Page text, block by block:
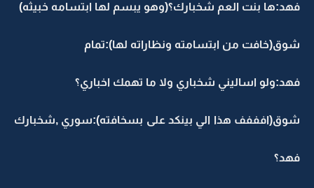
فهد:ها بنت العم شخبارك؟(وهو يبسم لها ابتسامه خبيثه)
شوق(خافت من ابتسامته ونظاراته لها):تمام
فهد:ولو اساليني شخباري ولا ما تهمك اخباري؟
شوق(افففف هذا الي بينكد على بسخافته):سوري ,شخبارك
فهد؟